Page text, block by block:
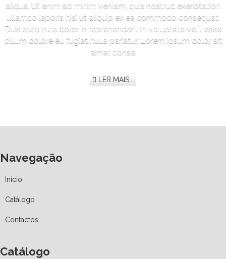
aliqua. Ut enim ad minim veniam, quis nostrud exercitation
ullamco laboris nisi ut aliquip ex ea commodo consequat.
Duis aute irure dolor in reprehenderit in voluptate velit esse
cillum dolore eu fugiat nulla pariatur. Lorem ipsum dolor sit
amet conse
LER MAIS...
Navegação
Início
Catálogo
Contactos
Catálogo